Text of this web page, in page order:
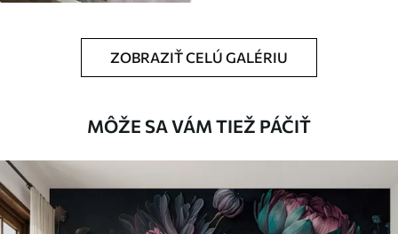
ZOBRAZIŤ CELÚ GALÉRIU
MÔŽE SA VÁM TIEŽ PÁČIŤ